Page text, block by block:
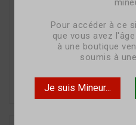
Pour accéder à ce
que vous avez
à une boutique
soumis à
Je suis Mineur...